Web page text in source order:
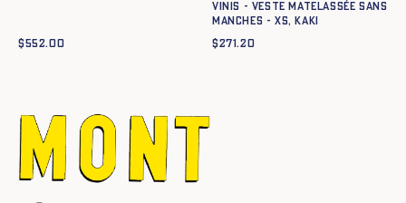
$552.00
Vinis - Veste matelassée sans
manches - XS, KAKI
$271.20